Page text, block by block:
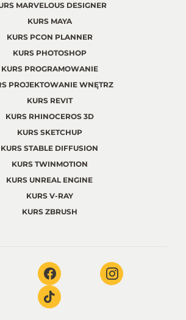
MARVELOUS DESIGNER
KURS MAYA
KURS PCON PLANNER
KURS PHOTOSHOP
KURS PROGRAMOWANIE
PROJEKTOWANIE WNĘTRZ
KURS REVIT
KURS RHINOCEROS 3D
KURS SKETCHUP
KURS STABLE DIFFUSION
KURS TWINMOTION
KURS UNREAL ENGINE
KURS V-RAY
KURS ZBRUSH